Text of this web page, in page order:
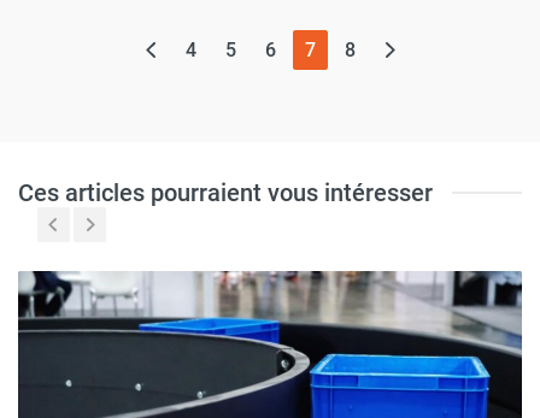
4 5 6 7(page actuelle)
8
Ces articles pourraient vous intéresser